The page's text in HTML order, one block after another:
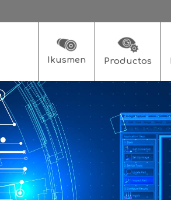
Ikusmen Productos